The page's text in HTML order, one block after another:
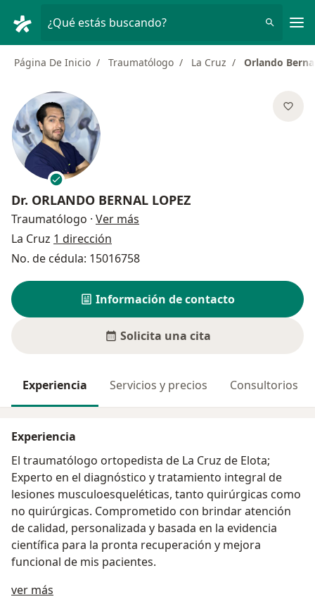
¿Qué estás buscando?
Página De Inicio Traumatólogo La Cruz Orlando
Dr. ORLANDO BERNAL LOPEZ
Traumatólogo · Ver más
La Cruz 1 dirección
No. de cédula: 15016758
Información de contacto
Solicita una cita
Experiencia Servicios y precios Consultorios
Experiencia
El traumatólogo ortopedista de La Cruz de Elota;
Experto en el diagnóstico y tratamiento integral de
lesiones musculoesqueléticas, tanto quirúrgicas como
no quirúrgicas. Comprometido con brindar atención
de calidad, personalizada y basada en la evidencia
científica para la pronta recuperación y mejora
funcional de mis pacientes.
ver más